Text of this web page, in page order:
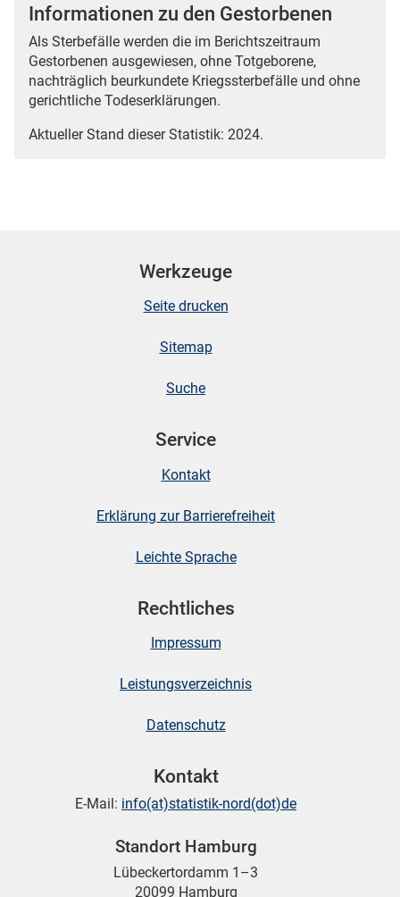
Informationen zu den Gestorbenen
Als Sterbefälle werden die im Berichtszeitraum
Gestorbenen ausgewiesen, ohne Totgeborene,
nachträglich beurkundete Kriegssterbefälle und ohne
gerichtliche Todeserklärungen.
Aktueller Stand dieser Statistik: 2024.
Werkzeuge
Seite drucken
Sitemap
Suche
Service
Kontakt
Erklärung zur Barrierefreiheit
Leichte Sprache
Rechtliches
Impressum
Leistungsverzeichnis
Datenschutz
Kontakt
E-Mail: info(at)statistik-nord(dot)de
Standort Hamburg
Lübeckertordamm 1–3
20099 Hamburg